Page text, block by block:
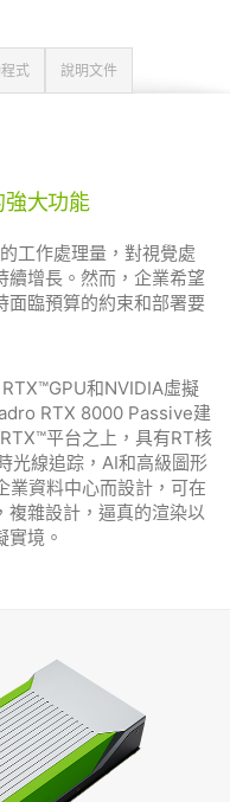
式 說明文件
強大功能
工作處理量，對視覺處
續增長。然而，企業希望
面臨預算的約束和部署要
和NVIDIA虛擬
RTX 8000 Passive建
平台之上，具有RT核
光線追踪，AI和高級圖形
業資料中心而設計，可在
複雜設計，逼真的渲染以
實境。